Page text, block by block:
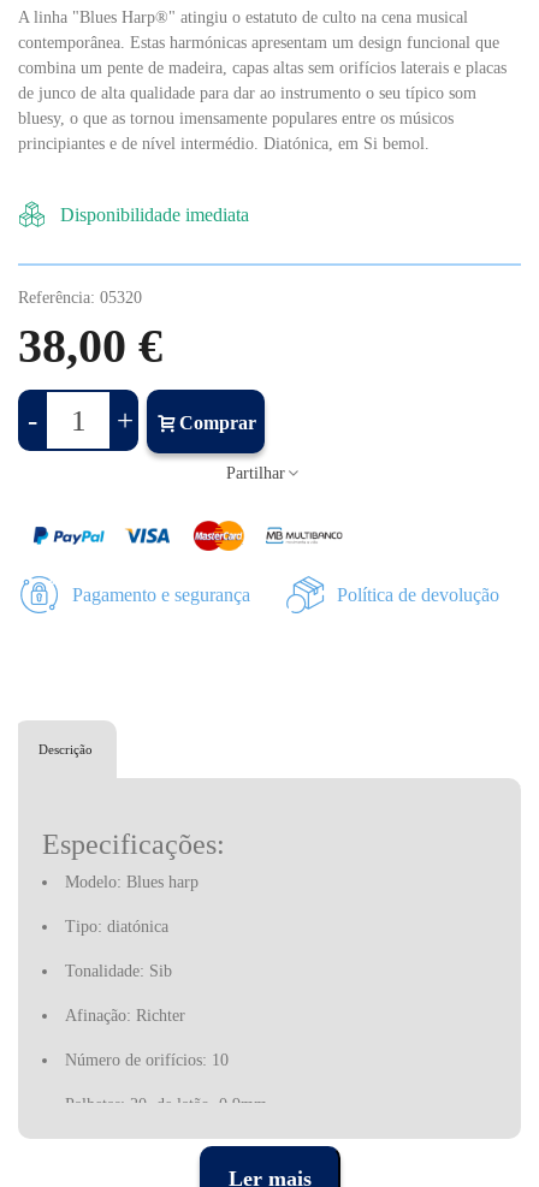
A linha "Blues Harp®" atingiu o estatuto de culto na cena musical
contemporânea. Estas harmónicas apresentam um design funcional que
combina um pente de madeira, capas altas sem orifícios laterais e placas
de junco de alta qualidade para dar ao instrumento o seu típico som
bluesy, o que as tornou imensamente populares entre os músicos
principiantes e de nível intermédio. Diatónica, em Si bemol.
Disponibilidade imediata
Referência: 05320
38,00 €
- + Comprar
Partilhar
Pagamento e segurança Política de devolução
Descrição
Especificações:
Modelo: Blues harp
Tipo: diatónica
Tonalidade: Sib
Afinação: Richter
Número de orifícios: 10
Palhetas: 20, de latão, 0,9mm
Pente: em doussie, castanho. Acabamento duplo lacado
Ler mais